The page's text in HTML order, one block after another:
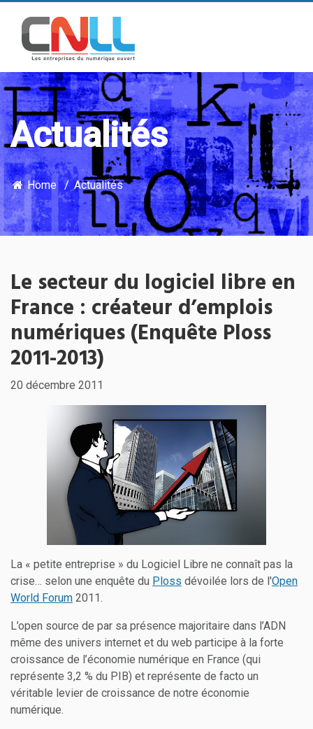
Actualités
Home Actualités
Le secteur du logiciel libre en
France : créateur d’emplois
numériques (Enquête Ploss
2011-2013)
20 décembre 2011
La « petite entreprise » du Logiciel Libre ne connaît pas la
crise… selon une enquête du Ploss dévoilée lors de l'Open
World Forum 2011.
L’open source de par sa présence majoritaire dans l’ADN
même des univers internet et du web participe à la forte
croissance de l’économie numérique en France (qui
représente 3,2 % du PIB) et représente de facto un
véritable levier de croissance de notre économie
numérique.